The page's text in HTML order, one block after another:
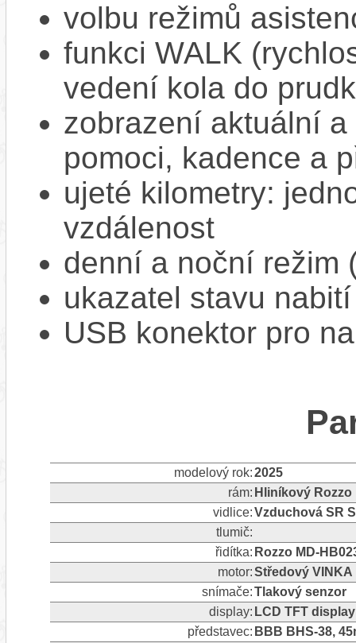
volbu režimů
funkci WALK
vedení kola do
zobrazení aktuální
pomoci, kadence a
ujeté kilometry:
vzdálenost
denní a noční režim
ukazatel stavu
USB konektor pro
modelový rok:2025
rám: Hliníkový Rozzo
vidlice:Vzduchová SR
tlumič:
řidítka: Rozzo MD-
motor:Středový VINKA
snímače:Tlakový senzor
display: LCD TFT
představec: BBB BHS-38,